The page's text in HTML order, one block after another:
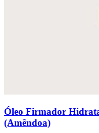
Óleo Firmador
(Amêndoa)